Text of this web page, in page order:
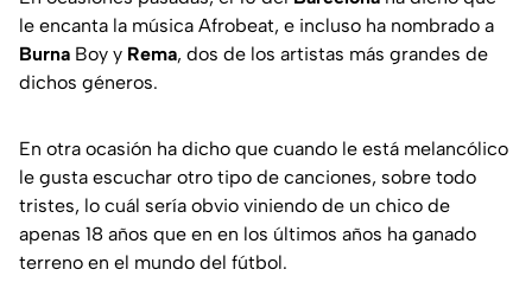
le encanta la música Afrobeat, e incluso ha nombrado a
Burna Boy y Rema, dos de los artistas más grandes de
dichos géneros.
En otra ocasión ha dicho que cuando le está melancólico
le gusta escuchar otro tipo de canciones, sobre todo
tristes, lo cuál sería obvio viniendo de un chico de
apenas 18 años que en en los últimos años ha ganado
terreno en el mundo del fútbol.